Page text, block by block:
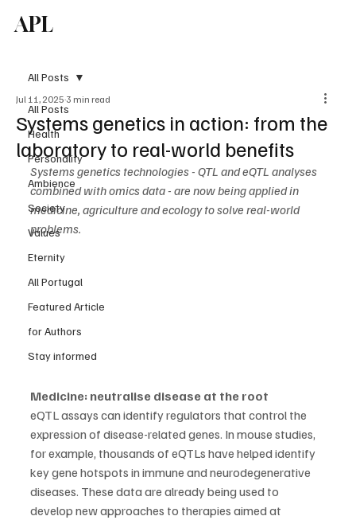
APL
All Posts
Health
Personality
Ambience
Society
Values
Eternity
All Portugal
Featured Article
for Authors
Stay informed
All Posts
Systems genetics in action: from the
laboratory to real-world benefits
Jul 11, 2025 3 min read
Systems genetics technologies - QTL and eQTL analyses
combined with omics data - are now being applied in
medicine, agriculture and ecology to solve real-world
problems.
Medicine: neutralise disease at the root
eQTL assays can identify regulators that control the
expression of disease-related genes. In mouse studies,
for example, thousands of eQTLs have helped identify
key gene hotspots in immune and neurodegenerative
diseases. These data are already being used to
develop new approaches to therapies aimed at